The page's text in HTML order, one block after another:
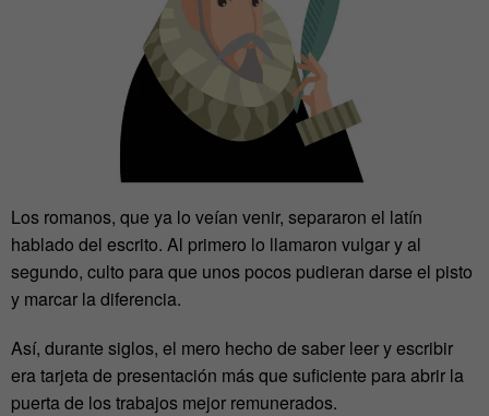
Los romanos, que ya lo veían venir, separaron el latín
hablado del escrito. Al primero lo llamaron vulgar y al
segundo, culto para que unos pocos pudieran darse el pisto
y marcar la diferencia.
Así, durante siglos, el mero hecho de saber leer y escribir
era tarjeta de presentación más que suficiente para abrir la
puerta de los trabajos mejor remunerados.